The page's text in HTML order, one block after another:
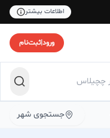
اطلاعات بیشتر
ورود|ثبت‌نام
جستجوی شهر